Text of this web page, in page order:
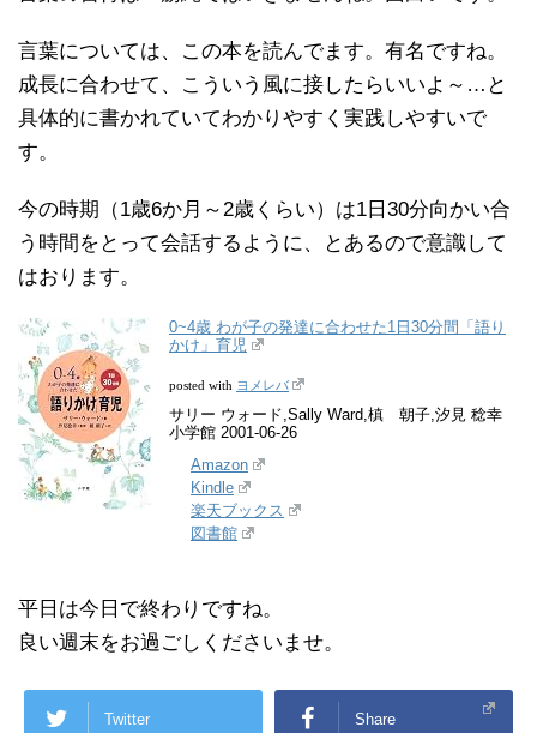
言葉については、この本を読んでます。有名ですね。
成長に合わせて、こういう風に接したらいいよ～…と
具体的に書かれていてわかりやすく実践しやすいで
す。
今の時期（1歳6か月～2歳くらい）は1日30分向かい合
う時間をとって会話するように、とあるので意識して
はおります。
0~4歳 わが子の発達に合わせた1日30分間「語り
かけ」育児
posted with ヨメレバ
サリー ウォード,Sally Ward,槙 朝子,汐見 稔幸
小学館 2001-06-26
Amazon
Kindle
楽天ブックス
図書館
平日は今日で終わりですね。
良い週末をお過ごしくださいませ。
Twitter Share